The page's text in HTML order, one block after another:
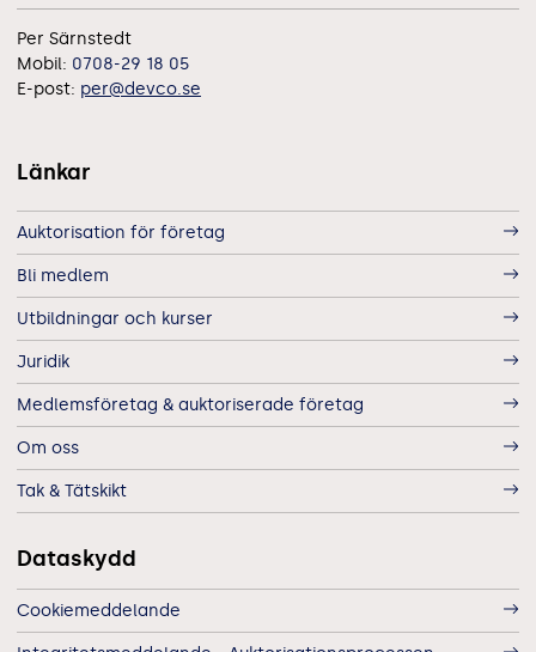
Per Särnstedt
Mobil: 0708-29 18 05
E-post: per@devco.se
Länkar
Auktorisation för företag
Bli medlem
Utbildningar och kurser
Juridik
Medlemsföretag & auktoriserade företag
Om oss
Tak & Tätskikt
Dataskydd
Cookiemeddelande